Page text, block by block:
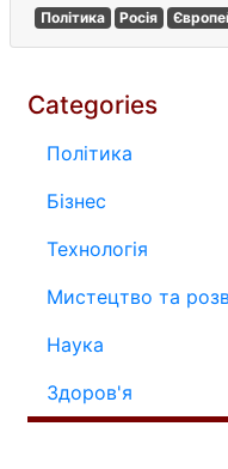
Політика Росія
Categories
Політика
Бізнес
Технологія
Мистецтво та
Наука
Здоров'я